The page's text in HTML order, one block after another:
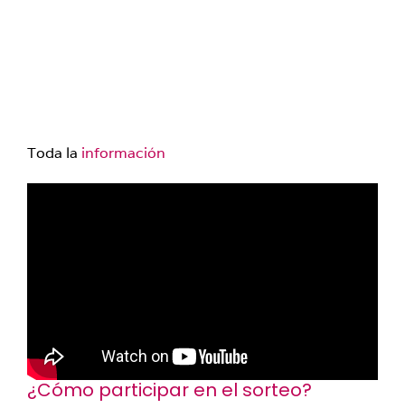
Toda la información
¿Cómo participar en el sorteo?